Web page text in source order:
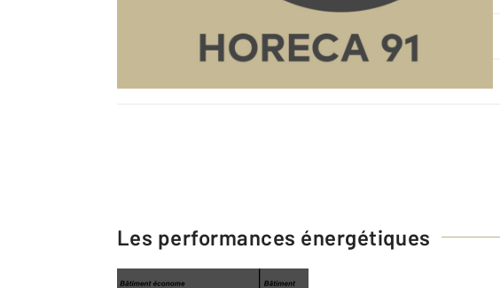
Loyer annuel HT et HC 37 200 €
Les performances énergétiques